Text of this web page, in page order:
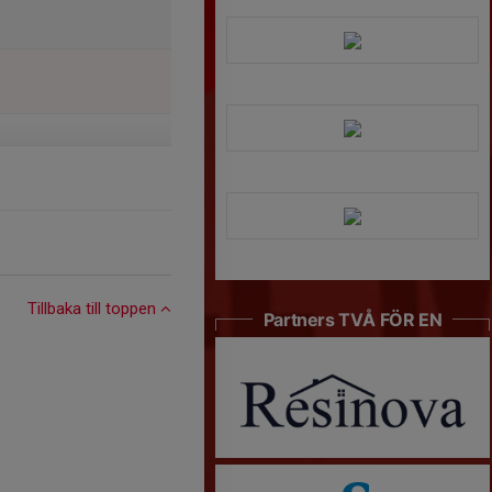
Tillbaka till toppen Partners TVÅ FÖR EN